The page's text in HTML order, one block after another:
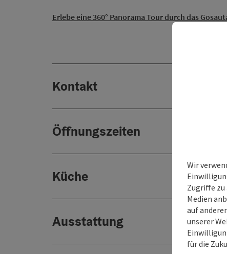
Erlebe eine 360° Panorama Tour durch das
Kontakt
Öffnungszeiten
Küche
Ausstattung
Wir
Zugriffe
Medien
auf
unserer
für die